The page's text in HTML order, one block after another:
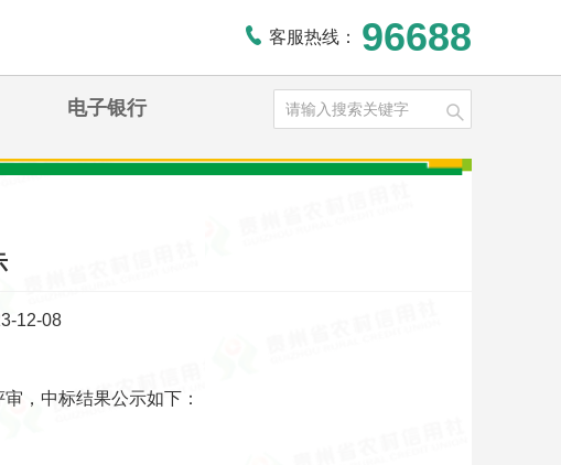
客服热线： 96688
电子银行
12-08
，中标结果公示如下：